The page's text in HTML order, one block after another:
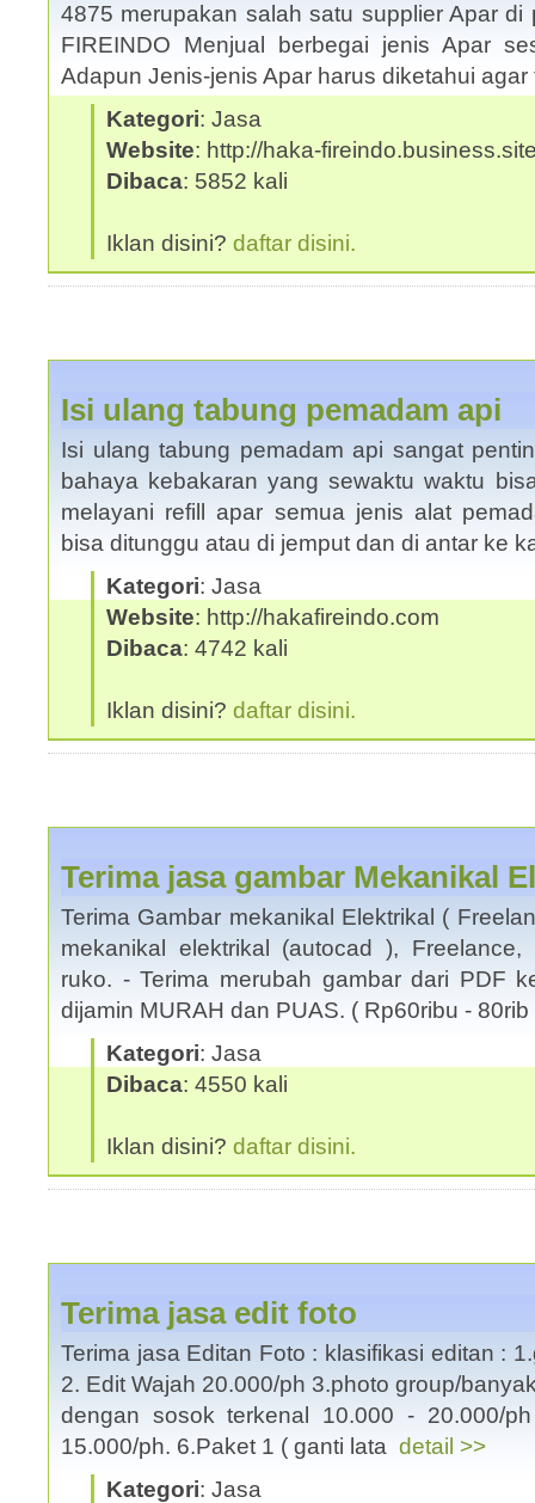
4875 merupakan salah satu supplier Apar di
FIREINDO Menjual berbegai jenis Apar
Adapun Jenis-jenis Apar harus diketahui
Kategori: Jasa
Website: http://haka-
Dibaca: 5852 kali
Iklan disini? daftar disini.
Isi ulang tabung pemadam api
Isi ulang tabung pemadam api sangat
bahaya kebakaran yang sewaktu waktu
melayani refill apar semua jenis alat
bisa ditunggu atau di jemput dan di antar ke
Kategori: Jasa
Website: http://hakafireindo.com
Dibaca: 4742 kali
Iklan disini? daftar disini.
Terima jasa gambar Mekanikal
Terima Gambar mekanikal Elektrikal (
mekanikal elektrikal (autocad ),
ruko. - Terima merubah gambar dari PDF
dijamin MURAH dan PUAS. ( Rp60ribu -
Kategori: Jasa
Dibaca: 4550 kali
Iklan disini? daftar disini.
Terima jasa edit foto
Terima jasa Editan Foto : klasifikasi editan :
2. Edit Wajah 20.000/ph 3.photo group/
dengan sosok terkenal 10.000 - 20.000/
15.000/ph. 6.Paket 1 ( ganti lata detail >>
Kategori: Jasa